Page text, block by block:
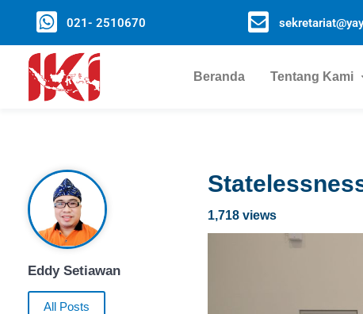
021- 2510670
Beranda Tentang Kami
Eddy Setiawan
All Posts
1,718 views